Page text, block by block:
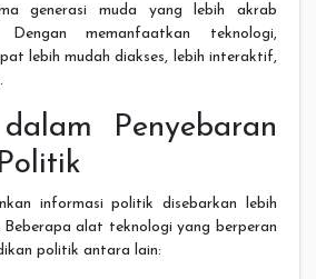
generasi muda yang lebih akrab
memanfaatkan teknologi,
lebih mudah diakses, lebih interaktif,
dalam Penyebaran
informasi politik disebarkan lebih
alat teknologi yang berperan
politik antara lain: